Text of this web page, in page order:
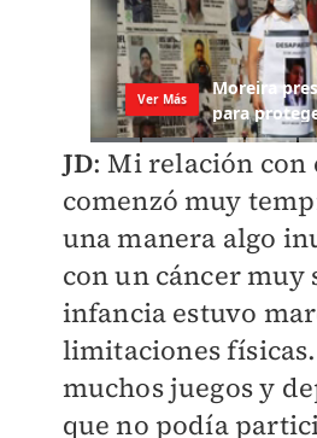
JD: Mi relación con
comenzó muy
una manera algo
con un cáncer muy
infancia estuvo
limitaciones
muchos juegos y
que no podía